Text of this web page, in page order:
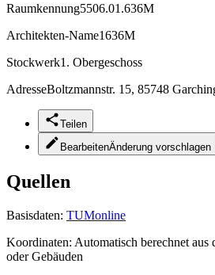
Raumkennung5506.01.636M
Architekten-Name1636M
Stockwerk1. Obergeschoss
AdresseBoltzmannstr. 15, 85748
Teilen
BearbeitenÄnderung vorschlagen
Quellen
Basisdaten: TUMonline
Koordinaten: Automatisch berechnet aus
oder Gebäuden